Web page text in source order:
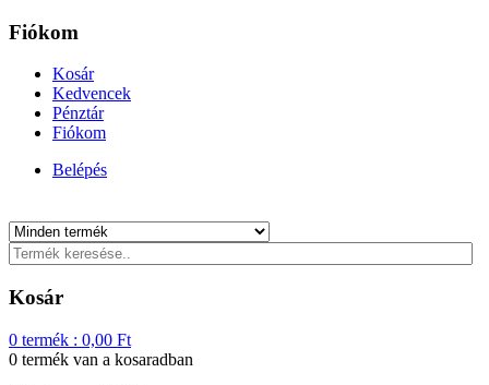
Fiókom
Kosár
Kedvencek
Pénztár
Fiókom
Belépés
Kosár
0 termék : 0,00 Ft
0 termék van a kosaradban